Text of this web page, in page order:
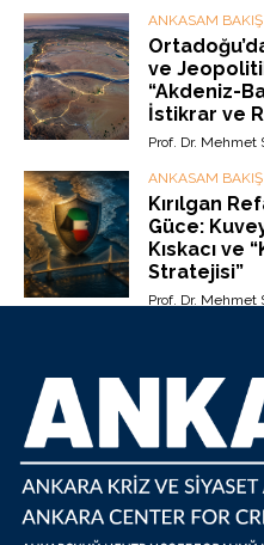
ANKASAM BAKIŞ
ve
“Akdeniz-
İstikrar ve
Prof. Dr. Mehmet
ANKASAM BAKIŞ
Kırılgan
Güce:
Kıskacı ve
Stratejisi”
Prof. Dr. Mehmet